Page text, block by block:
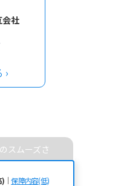
会社
›
スムーズさ
) 保障内容(低)